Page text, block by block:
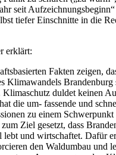
seit
tiefer Einschnitte in die
erklärt:
Fakten zeigen,
Klimawandels Brandenburg
Klimaschutz duldet keinen
die um- fassende und
zu einem
Ziel gesetzt, dass
lebt und wirtschaftet. Dafür
den Waldumbau und